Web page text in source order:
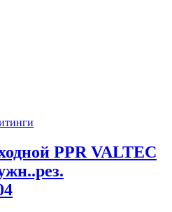
PPR VALTEC